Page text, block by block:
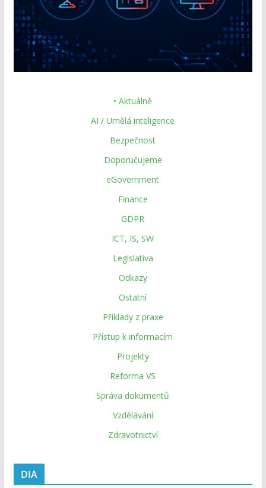
• Aktuálně
AI / Umělá inteligence
Bezpečnost
Doporučujeme
eGovernment
Finance
GDPR
ICT, IS, SW
Legislativa
Odkazy
Ostatní
Příklady z praxe
Přístup k informacím
Projekty
Reforma VS
Správa dokumentů
Vzdělávání
Zdravotnictví
DIA